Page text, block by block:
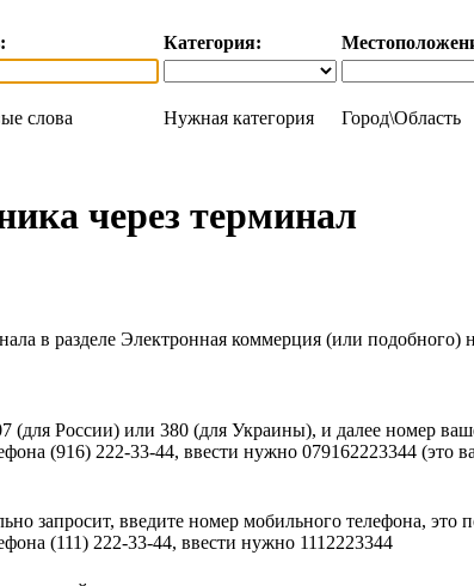
Категория:
слова Нужная категория Город\Область
через терминал
в разделе Электронная коммерция (или подобного)
(для России) или 380 (для Украины), и далее номер
(916) 222-33-44, ввести нужно 079162223344 (это
запросит, введите номер мобильного телефона,
(111) 222-33-44, ввести нужно 1112223344